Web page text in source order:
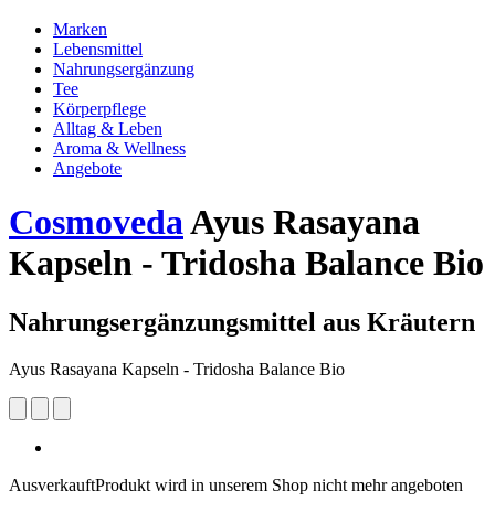
Marken
Lebensmittel
Nahrungsergänzung
Tee
Körperpflege
Alltag & Leben
Aroma & Wellness
Angebote
CosmovedaAyus Rasayana
Kapseln - Tridosha Balance Bio
Nahrungsergänzungsmittel aus Kräutern
Ayus Rasayana Kapseln - Tridosha Balance Bio
AusverkauftProdukt wird in unserem Shop nicht mehr angeboten